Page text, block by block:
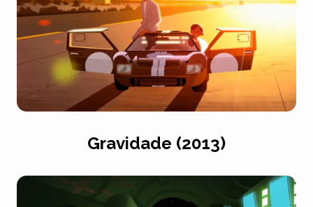
Gravidade (2013)